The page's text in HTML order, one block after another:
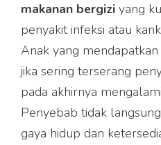
makanan bergizi yang
penyakit infeksi atau
Anak yang
jika sering terserang
pada akhirnya mengalami
Penyebab tidak
gaya hidup dan